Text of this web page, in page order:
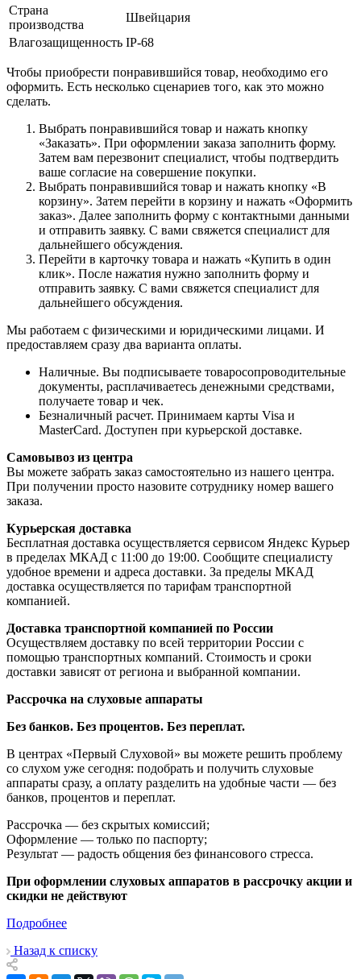
Страна
производства
Швейцария
Влагозащищенность IP-68
Чтобы приобрести понравившийся товар, необходимо его
оформить. Есть несколько сценариев того, как это можно
сделать.
Выбрать понравившийся товар и нажать кнопку
«Заказать». При оформлении заказа заполнить форму.
Затем вам перезвонит специалист, чтобы подтвердить
ваше согласие на совершение покупки.
Выбрать понравившийся товар и нажать кнопку «В
корзину». Затем перейти в корзину и нажать «Оформить
заказ». Далее заполнить форму с контактными данными
и отправить заявку. С вами свяжется специалист для
дальнейшего обсуждения.
Перейти в карточку товара и нажать «Купить в один
клик». После нажатия нужно заполнить форму и
отправить заявку. С вами свяжется специалист для
дальнейшего обсуждения.
Мы работаем с физическими и юридическими лицами. И
предоставляем сразу два варианта оплаты.
Наличные. Вы подписываете товаросопроводительные
документы, расплачиваетесь денежными средствами,
получаете товар и чек.
Безналичный расчет. Принимаем карты Visa и
MasterCard. Доступен при курьерской доставке.
Самовывоз из центра
Вы можете забрать заказ самостоятельно из нашего центра.
При получении просто назовите сотруднику номер вашего
заказа.
Курьерская доставка
Бесплатная доставка осуществляется сервисом Яндекс Курьер
в пределах МКАД с 11:00 до 19:00. Сообщите специалисту
удобное времени и адреса доставки. За пределы МКАД
доставка осуществляется по тарифам транспортной
компанией.
Доставка транспортной компанией по России
Осуществляем доставку по всей территории России с
помощью транспортных компаний. Стоимость и сроки
доставки зависят от региона и выбранной компании.
Рассрочка на слуховые аппараты
Без банков. Без процентов. Без переплат.
В центрах «Первый Слуховой» вы можете решить проблему
со слухом уже сегодня: подобрать и получить слуховые
аппараты сразу, а оплату разделить на удобные части — без
банков, процентов и переплат.
Рассрочка — без скрытых комиссий;
Оформление — только по паспорту;
Результат — радость общения без финансового стресса.
При оформлении слуховых аппаратов в рассрочку акции и
скидки не действуют
Подробнее
Назад к списку